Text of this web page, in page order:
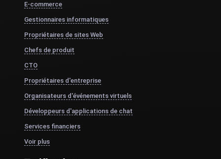
E-commerce
Gestionnaires informatiques
Propriétaires de sites Web
Chefs de produit
CTO
Propriétaires d'entreprise
Organisateurs d'événements virtuels
Développeurs d'applications de chat
Services financiers
Voir plus